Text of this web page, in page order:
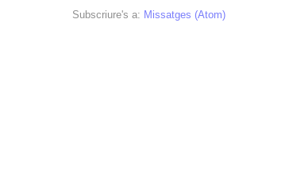
Subscriure's a: Missatges (Atom)